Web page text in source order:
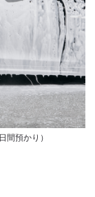
預かり）